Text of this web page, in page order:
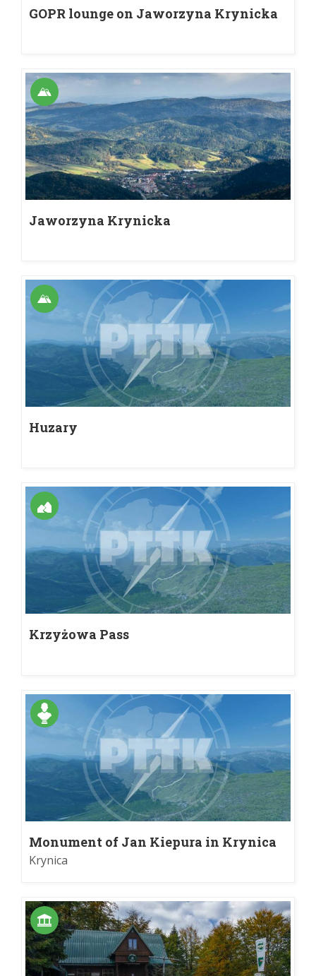
GOPR lounge on Jaworzyna Krynicka
Jaworzyna Krynicka
Huzary
Krzyżowa Pass
Monument of Jan Kiepura in Krynica
Krynica